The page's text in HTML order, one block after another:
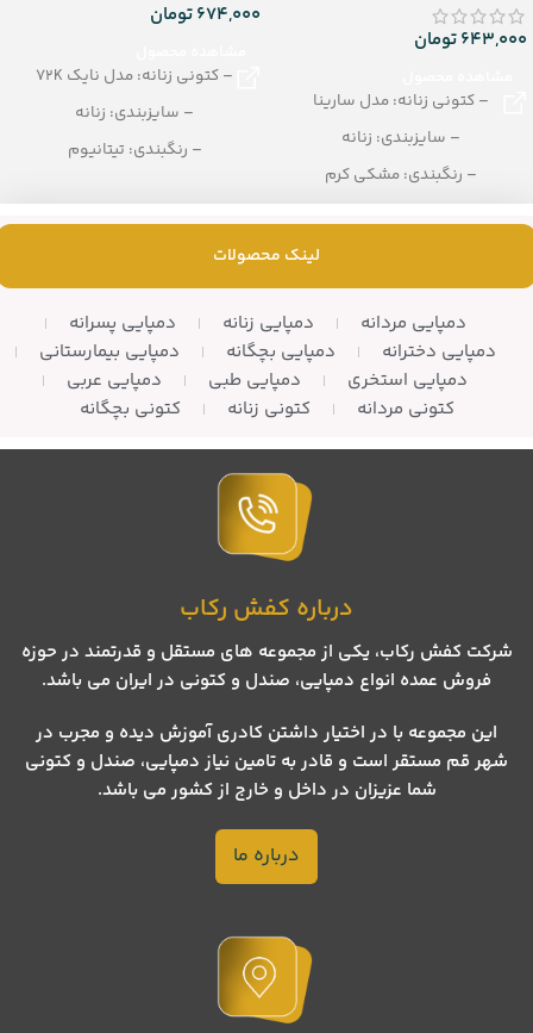
643,000تومان
– کتونی زنانه: مدل سارینا
– سایزبندی: زنانه
– رنگبندی: مشکی کرم
– تعداد در کارتن: 10 زوج
674,000تومان
– کتونی زنانه: مدل نایک 72K
– سایزبندی: زنانه
– رنگبندی: تیتانیوم
لینک محصولات
دمپایی مردانه دمپایی زنانه
دمپایی پسرانه
دمپایی دخترانه
دمپایی بچگانه
دمپایی بیمارستانی
دمپایی استخری
دمپایی طبی
دمپایی عربی
کتونی مردانه
کتونی زنانه کتونی بچگانه
درباره کفش رکاب
شرکت کفش رکاب، یکی از مجموعه های مستقل و قدرتمند در حوزه
فروش عمده انواع دمپایی، صندل و کتونی در ایران می باشد.
این مجموعه با در اختیار داشتن کادری آموزش دیده و مجرب در
شهر قم مستقر است و قادر به تامین نیاز دمپایی، صندل و کتونی
شما عزیزان در داخل و خارج از کشور می باشد.
درباره ما